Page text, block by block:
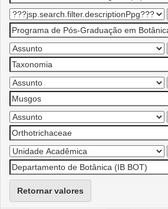
Retornar valores